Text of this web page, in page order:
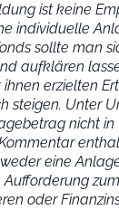
ist keine
individuelle
sollte man
aufklären
erzielten
steigen. Unter
nicht in
eine
oder